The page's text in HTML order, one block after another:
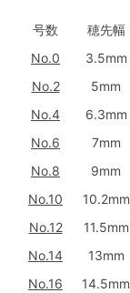
号数 穂先幅
No.0
3.5mm
No.2
5mm
No.4
6.3mm
No.6
7mm
No.8
9mm
No.10
10.2mm
No.12
11.5mm
No.14
13mm
No.16
14.5mm